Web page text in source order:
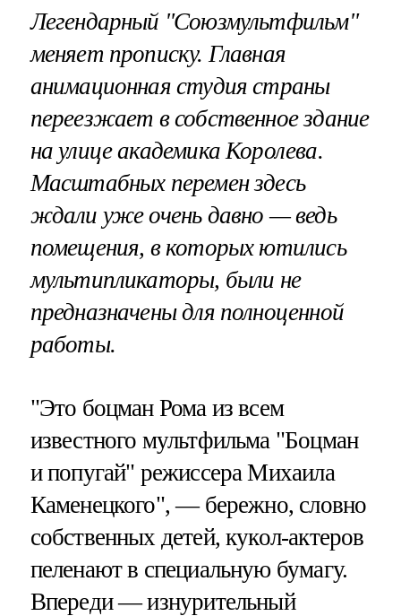
Легендарный "Союзмультфильм"
меняет прописку. Главная
анимационная студия страны
переезжает в собственное здание
на улице академика Королева.
Масштабных перемен здесь
ждали уже очень давно — ведь
помещения, в которых ютились
мультипликаторы, были не
предназначены для полноценной
работы.
"Это боцман Рома из всем
известного мультфильма "Боцман
и попугай" режиссера Михаила
Каменецкого", — бережно, словно
собственных детей, кукол-актеров
пеленают в специальную бумагу.
Впереди — изнурительный